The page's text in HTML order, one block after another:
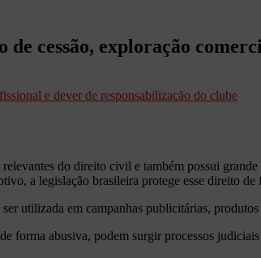
cessão, exploração
do direito civil e também possui
a legislação brasileira protege esse direito de
utilizada em campanhas publicitárias,
forma abusiva, podem surgir processos